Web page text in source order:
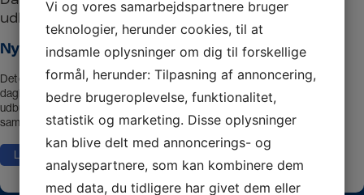
udbudsrunde
Nyheder
Det er med stor glæde og stolthed, at vi nu kan meddele, at
dagbehandlingsskolen Isbryderen endnu en gang er blandt vinderne af
udbudsrunden, som Københavns kommune satte i gang før julen 2025 i
samarbejde…
Læs mere
Vi og vores samarbejdspartnere bruger
teknologier, herunder cookies, til at
indsamle oplysninger om dig til forskellige
formål, herunder: Tilpasning af annoncering,
bedre brugeroplevelse, funktionalitet,
statistik og marketing. Disse oplysninger
kan blive delt med annoncerings- og
analysepartnere, som kan kombinere dem
med data, du tidligere har givet dem eller